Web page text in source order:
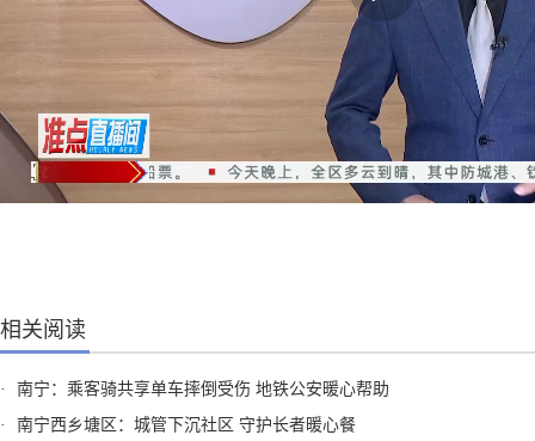
相关阅读
·
南宁：乘客骑共享单车摔倒受伤 地铁公安暖心帮助
·
南宁西乡塘区：城管下沉社区 守护长者暖心餐